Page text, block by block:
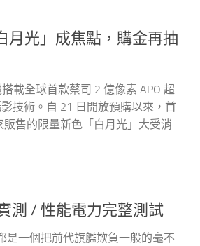
月光」成焦點，購金再抽
載全球首款蔡司 2 億像素 APO 超
技術。自 21 日開放預購以來，首
售的限量新色「白月光」大受消...
測 / 性能電力完整測試
是一個把前代旗艦欺負一般的毫不